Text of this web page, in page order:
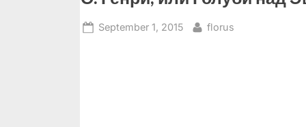
Posted
September 1, 2015 By
florus